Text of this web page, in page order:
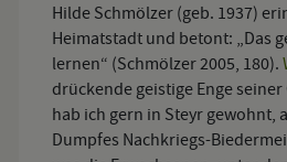
Hilde Schmölzer (geb. 1937)
Heimatstadt und betont: „Das
lernen“ (Schmölzer 2005, 180).
drückende geistige Enge
hab ich gern in Steyr gewohnt,
Dumpfes Nachkriegs-